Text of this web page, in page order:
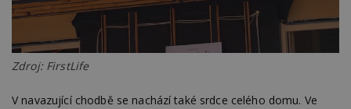
Zdroj: FirstLife
V navazující chodbě se nachází také srdce celého domu. Ve